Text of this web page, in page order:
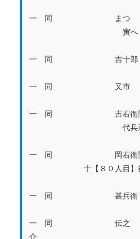
一　同　　　　　　　　まつ
寅へ
一　同　　　　　　　　吉十郎
一　同　　　　　　　　又市
一　同　　　　　　　　吉右衛
代兵蔵
一　同　　　　　　　　岡右衛
十【８０人目】
一　同　　　　　　　　甚兵衛
一　同　　　　　　　　伝之
介